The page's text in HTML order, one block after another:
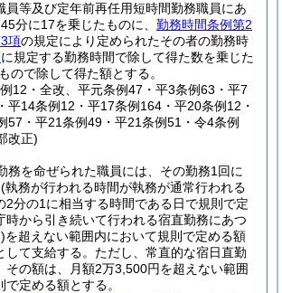
員等及び定年前再任用短時間勤務職員にあ
分に17を乗じたものに、 勤務時間条例第2
項の規定により定められたその者の勤務時
に規定する勤務時間で除して得た数を乗じた
ので除して得た額とする。
12・全改、平元条例47・平3条例63・平7
平14条例12・平17条例164・平20条例12・
57・平21条例49・平21条例51・令4条例
改正)
務を命ぜられた職員には、その勤務1回に
(執務が行われる時間が執務が通常行われる
2分の1に相当する時間である日で規則で定
時から引き続いて行われる宿直勤務にあつ
を超えない範囲内において規則で定める額
て支給する。 ただし、常直的な宿日直勤
その額は、月額2万3,500円を超えない範囲
定める額とする。